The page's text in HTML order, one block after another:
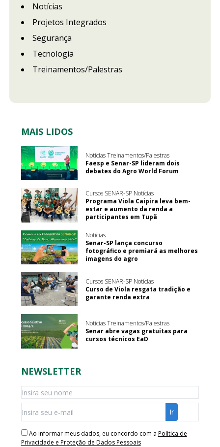
Notícias
Projetos Integrados
Segurança
Tecnologia
Treinamentos/Palestras
MAIS LIDOS
Notícias Treinamentos/Palestras
Faesp e Senar-SP lideram dois
debates do Agro World Forum
Cursos SENAR-SP Notícias
Programa Viola Caipira leva bem-
estar e aumento da renda a
participantes em Tupã
Notícias
Senar-SP lança concurso
fotográfico e premiará as melhores
imagens do agro
Cursos SENAR-SP Notícias
Curso de Viola resgata tradição e
garante renda extra
Notícias Treinamentos/Palestras
Senar abre vagas gratuitas para
cursos técnicos EaD
NEWSLETTER
Ao informar meus dados, eu concordo com a Política de
Privacidade e Proteção de Dados Pessoais